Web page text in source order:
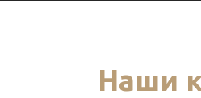
Наши